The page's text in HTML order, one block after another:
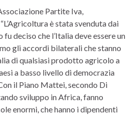
Partite Iva,
è stata svenduta dai
deciso che l’Italia deve essere un
gli accordi bilaterali che stanno
di qualsiasi prodotto agricolo a
a basso livello di democrazia
il Piano Mattei, secondo Di
sviluppo in Africa, fanno
enormi, che hanno i dipendenti